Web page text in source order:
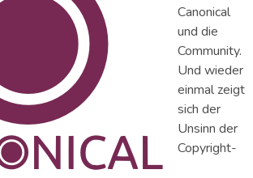
Canonical
und die
Community.
Und wieder
einmal zeigt
sich der
Unsinn der
Copyright-